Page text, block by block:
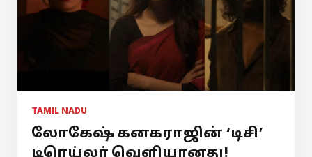
TAMIL NADU
லோகேஷ் கனகராஜின் ‘டிசி’
டிரெய்லர் வெளியானது!